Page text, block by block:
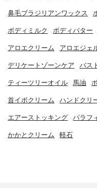
鼻毛ブラジリアンワックス
ボディミルク ボディバター
アロエクリーム アロエジェ
デリケートゾーンケア バス
ティーツリーオイル 馬油
首イボクリーム ハンドクリ
エアーストッキング パラフ
かかとクリーム 軽石